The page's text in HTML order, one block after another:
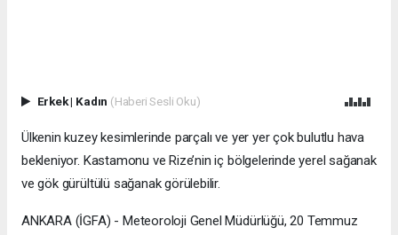
Erkek| Kadın (Haberi Sesli Oku)
Ülkenin kuzey kesimlerinde parçalı ve yer yer çok bulutlu hava
bekleniyor. Kastamonu ve Rize’nin iç bölgelerinde yerel sağanak
ve gök gürültülü sağanak görülebilir.
ANKARA (İGFA) - Meteoroloji Genel Müdürlüğü, 20 Temmuz